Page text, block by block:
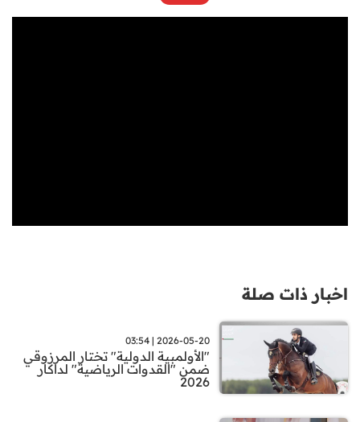
اخبار ذات صلة
2026-05-20 | 03:54
"الأولمبية الدولية" تختار المرزوقي
ضمن "القدوات الرياضية" لداكار
2026